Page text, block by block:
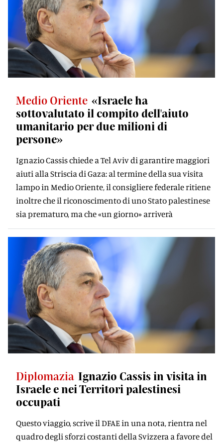
Medio Oriente «Israele ha
sottovalutato il compito dell'aiuto
umanitario per due milioni di
persone»
Ignazio Cassis chiede a Tel Aviv di garantire maggiori
aiuti alla Striscia di Gaza: al termine della sua visita
lampo in Medio Oriente, il consigliere federale ritiene
inoltre che il riconoscimento di uno Stato palestinese
sia prematuro, ma che «un giorno» arriverà
Diplomazia Ignazio Cassis in visita in
Israele e nei Territori palestinesi
occupati
Questo viaggio, scrive il DFAE in una nota, rientra nel
quadro degli sforzi costanti della Svizzera a favore del